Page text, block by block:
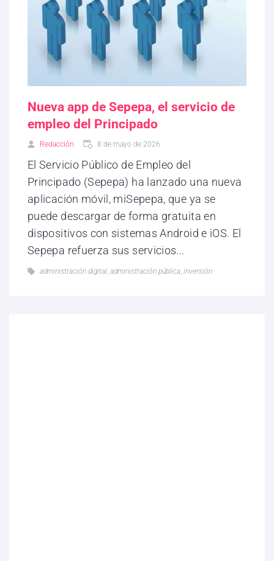
Nueva app de Sepepa, el servicio de
empleo del Principado
Redacción 8 de mayo de 2026
El Servicio Público de Empleo del
Principado (Sepepa) ha lanzado una nueva
aplicación móvil, miSepepa, que ya se
puede descargar de forma gratuita en
dispositivos con sistemas Android e iOS. El
Sepepa refuerza sus servicios...
administración digital, administración pública, inversión